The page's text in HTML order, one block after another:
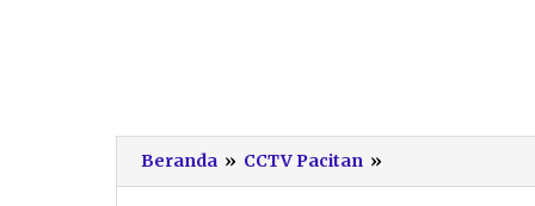
Beranda » CCTV Pacitan »
Penceng